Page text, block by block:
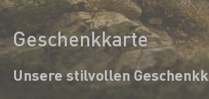
Geschenkkarte
Unsere stilvollen